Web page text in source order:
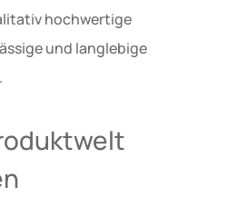
hochwertige
und langlebige